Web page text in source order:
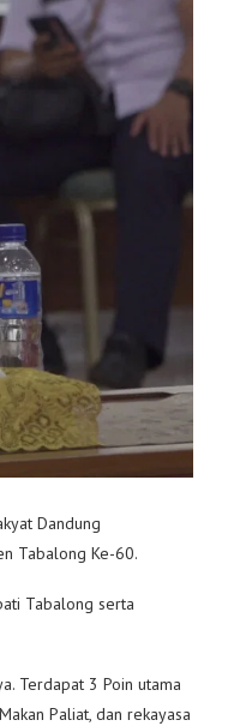
Dandung
Tabalong Ke-60.
Tabalong serta
Terdapat 3 Poin utama
Paliat, dan rekayasa